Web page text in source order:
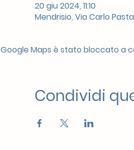
20 giu 2024, 11:10
Mendrisio, Via Carlo
Google Maps è stato bloccato a
Condividi